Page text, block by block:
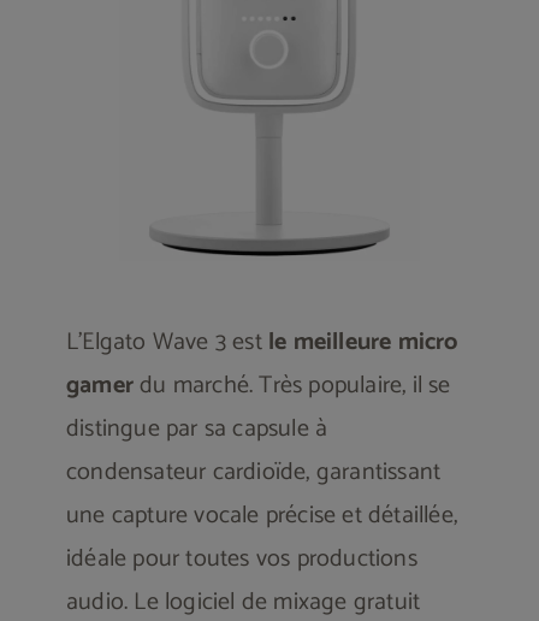
L’Elgato Wave 3 estle meilleure micro
gamerdu marché. Très populaire, il se
distingue par sa capsule à
condensateur cardioïde, garantissant
une capture vocale précise et détaillée,
idéale pour toutes vos productions
audio. Le logiciel de mixage gratuit